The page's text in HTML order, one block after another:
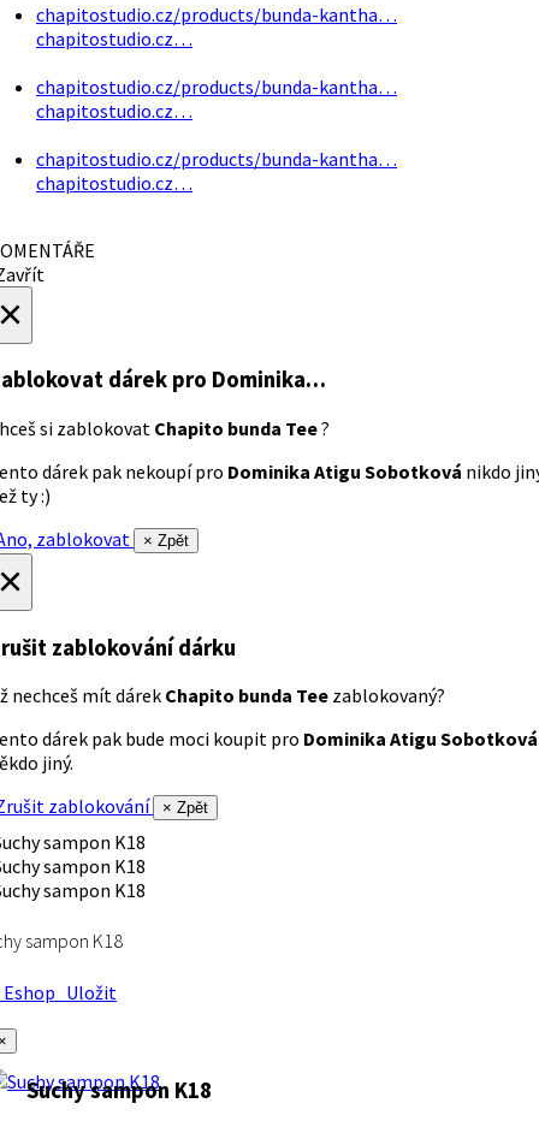
chapitostudio.cz/products/bunda-kantha…
chapitostudio.cz…
chapitostudio.cz/products/bunda-kantha…
chapitostudio.cz…
chapitostudio.cz/products/bunda-kantha…
chapitostudio.cz…
dárek pro Dominika…
si zablokovat Chapito bunda Tee?
dárek pak nekoupí pro Dominika Atigu Sobotková nikdo
ty :)
zablokovat
× Zpět
zablokování dárku
nechceš mít dárek Chapito bunda Tee zablokovaný?
dárek pak bude moci koupit pro Dominika Atigu Sobotková
jiný.
zablokování
× Zpět
sampon K18
Uložit
Suchy sampon K18